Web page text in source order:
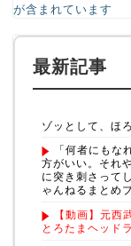
が含まれています
最新記事
ゾッとして、ほ
「何者にもな
方がいい。それ
に突き刺さって
ゃんねるまとめ
【動画】元
とろたまヘッド